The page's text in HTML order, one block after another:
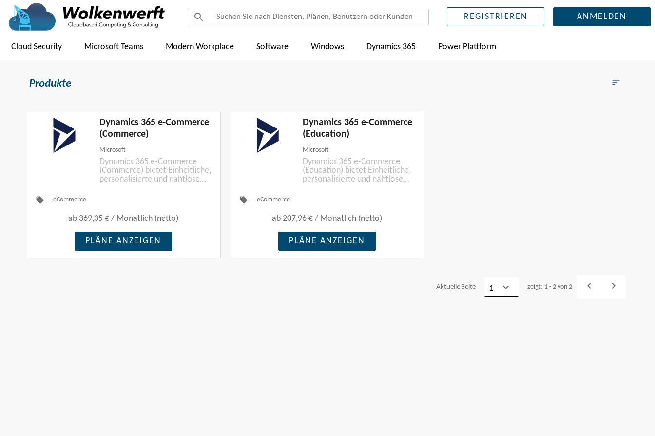
search REGISTRIEREN ANMELDEN
Cloud Security Microsoft Teams Modern Workplace Software Windows Dynamics 365 Power Plattform
Produkte sort
Dynamics 365 e-Commerce
(Commerce)
Microsoft
Dynamics 365 e-Commerce
(Commerce) bietet Einheitliche,
personalisierte und nahtlose
local_offer eCommerce
ab 369,35 €/ Monatlich (netto)
PLÄNE ANZEIGEN
Dynamics 365 e-Commerce
(Education)
Microsoft
Dynamics 365 e-Commerce
(Education) bietet Einheitliche,
personalisierte und nahtlose
local_offer eCommerce
ab 207,96 €/ Monatlich (netto)
PLÄNE ANZEIGEN
Aktuelle Seite zeigt: 1 - 2 von 2 navigate_before navigate_next